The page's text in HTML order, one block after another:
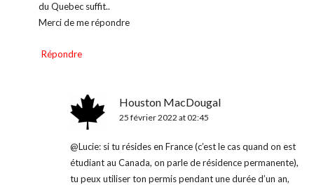
du Quebec suffit..
Merci de me répondre
Répondre
Houston MacDougal
25 février 2022 at 02:45
@Lucie: si tu résides en France (c’est le cas quand on est
étudiant au Canada, on parle de résidence permanente),
tu peux utiliser ton permis pendant une durée d’un an,